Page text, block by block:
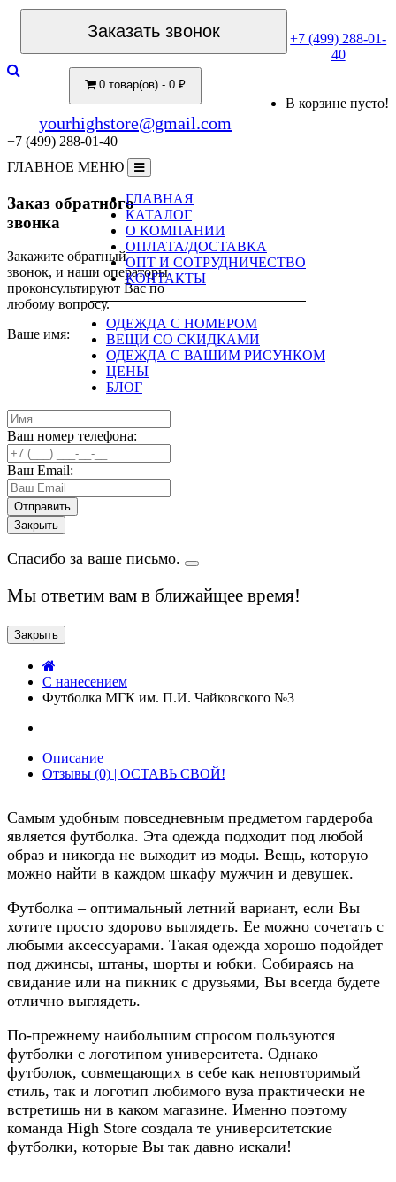
Заказать звонок
+7 (499) 288-01-
40
0 товар(ов) - 0 ₽
В корзине пусто!
yourhighstore@gmail.com
+7 (499) 288-01-40
ГЛАВНОЕ МЕНЮ
ГЛАВНАЯ
КАТАЛОГ
О КОМПАНИИ
ОПЛАТА/ДОСТАВКА
ОПТ И СОТРУДНИЧЕСТВО
КОНТАКТЫ
ОДЕЖДА С НОМЕРОМ
ВЕЩИ СО СКИДКАМИ
ОДЕЖДА С ВАШИМ РИСУНКОМ
ЦЕНЫ
БЛОГ
Заказ обратного
звонка
Закажите обратный
звонок, и наши операторы
проконсультируют Вас по
любому вопросу.
Ваше имя:
Ваш номер телефона:
Ваш Email:
Закрыть
Спасибо за ваше письмо.
Мы ответим вам в ближайщее время!
Закрыть
C нанесением
Футболка МГК им. П.И. Чайковского №3
Описание
Отзывы (0) | ОСТАВЬ СВОЙ!
Самым удобным повседневным предметом гардероба
является футболка. Эта одежда подходит под любой
образ и никогда не выходит из моды. Вещь, которую
можно найти в каждом шкафу мужчин и девушек.
Футболка – оптимальный летний вариант, если Вы
хотите просто здорово выглядеть. Ее можно сочетать с
любыми аксессуарами. Такая одежда хорошо подойдет
под джинсы, штаны, шорты и юбки. Собираясь на
свидание или на пикник с друзьями, Вы всегда будете
отлично выглядеть.
По-прежнему наибольшим спросом пользуются
футболки с логотипом университета. Однако
футболок, совмещающих в себе как неповторимый
стиль, так и логотип любимого вуза практически не
встретишь ни в каком магазине. Именно поэтому
команда High Store создала те университетские
футболки, которые Вы так давно искали!